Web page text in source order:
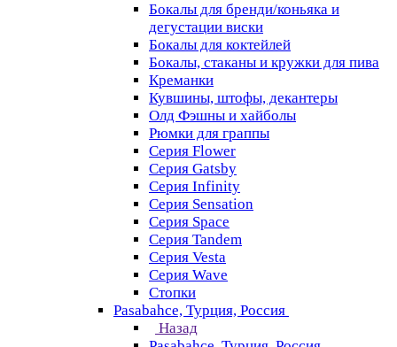
Бокалы для бренди/коньяка и
дегустации виски
Бокалы для коктейлей
Бокалы, стаканы и кружки для пива
Креманки
Кувшины, штофы, декантеры
Олд Фэшны и хайболы
Рюмки для граппы
Серия Flower
Серия Gatsby
Серия Infinity
Серия Sensation
Серия Space
Серия Tandem
Серия Vesta
Серия Wave
Стопки
Pasabahce, Турция, Россия
Назад